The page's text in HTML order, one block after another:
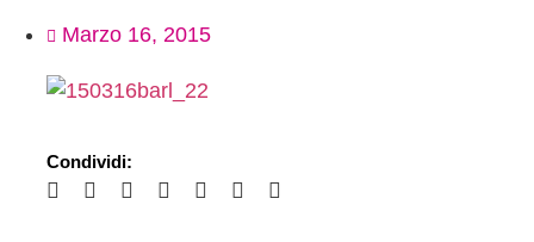
Marzo 16, 2015
Condividi: